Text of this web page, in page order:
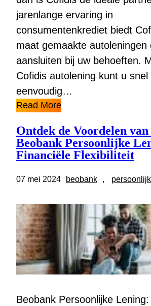
jarenlange ervaring in
consumentenkrediet biedt
maat gemaakte autoleningen
aansluiten bij uw behoeften.
Cofidis autolening kunt u snel
eenvoudig…
Read More
Ontdek de Voordelen van
Beobank Persoonlijke
Financiële Flexibiliteit
07 mei 2024 beobank ,
Beobank Persoonlijke